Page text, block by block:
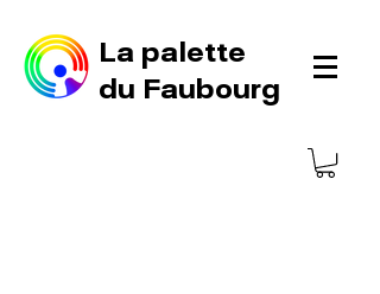
La palette
du Faubourg